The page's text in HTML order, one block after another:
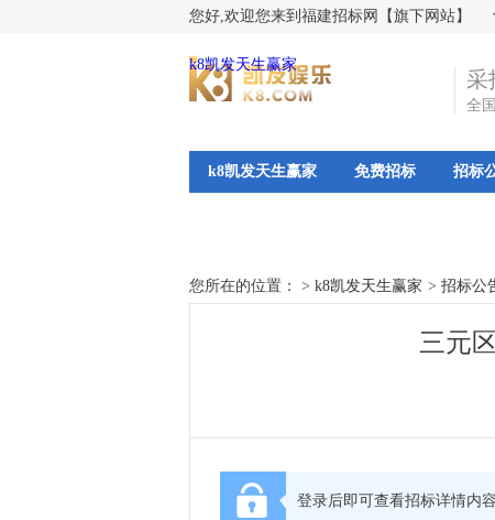
您好,欢迎您来到福建招标网【旗下网站】
k8凯发天生赢家
采
全
k8凯发天生赢家 免费招标 招标
您所在的位置： > k8凯发天生赢家 > 招标公
三元
登录后即可查看招标详情内容